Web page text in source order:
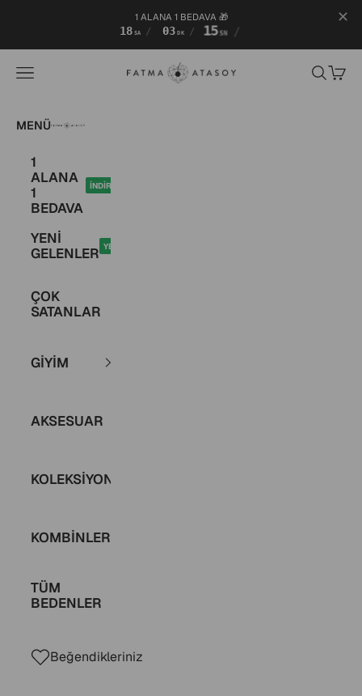
1 ALANA 1 BEDAVA 🎁
18 SA / 03 DK / 15 SN /
✕
Fatma Atasoy
Menü Ara Sepet
MENÜ Fatma Atasoy
1
ALANA
1
BEDAVA
İNDİRİM
YENİ
GELENLER YENİ
ÇOK
SATANLAR
GİYİM
AKSESUAR
KOLEKSİYONLAR
KOMBİNLER
TÜM
BEDENLER
Beğendikleriniz